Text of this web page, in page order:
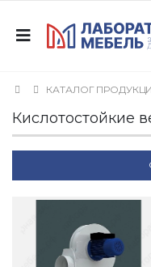
КАТАЛОГ
Кислотостойкие